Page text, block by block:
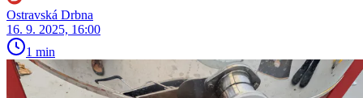
Ostravská Drbna
16. 9. 2025, 16:00
1 min